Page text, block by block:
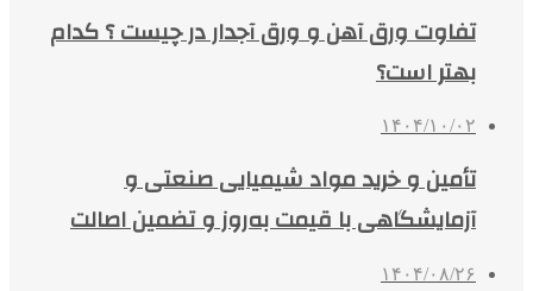
تفاوت ورق آهن و ورق آجدار در چیست ؟ کدام
بهتر است؟
۱۴۰۴/۱۰/۰۲
تأمین و خرید مواد شیمیایی صنعتی و
آزمایشگاهی با قیمت به‌روز و تضمین اصالت
۱۴۰۴/۰۸/۲۶